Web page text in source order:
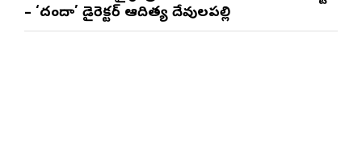
– ‘దందా’ డైరెక్ట‌ర్ ఆదిత్య దేవులపల్లి